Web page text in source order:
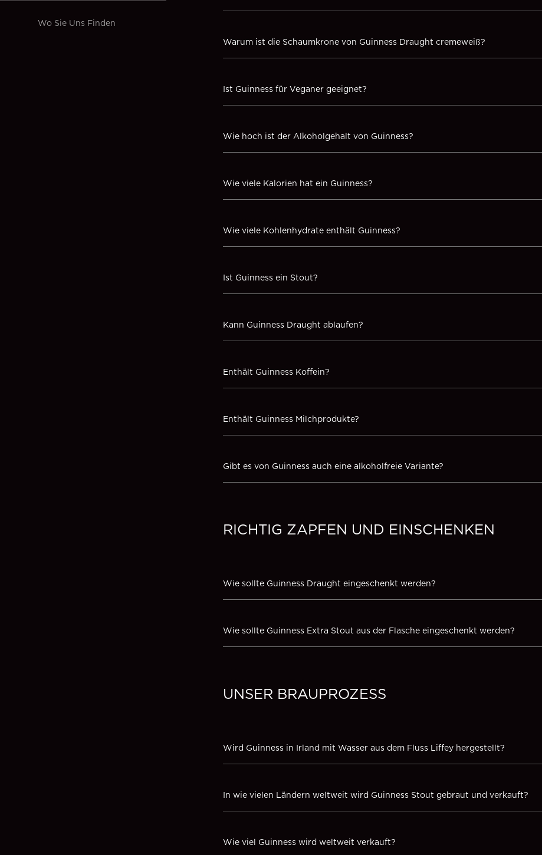
Wo Sie Uns Finden
Warum ist die Schaumkrone von Guinness Draught cremeweiß?
Ist Guinness für Veganer geeignet?
Wie hoch ist der Alkoholgehalt von Guinness?
Wie viele Kalorien hat ein Guinness?
Wie viele Kohlenhydrate enthält Guinness?
Ist Guinness ein Stout?
Kann Guinness Draught ablaufen?
Enthält Guinness Koffein?
Enthält Guinness Milchprodukte?
Gibt es von Guinness auch eine alkoholfreie Variante?
RICHTIG ZAPFEN UND EINSCHENKEN
Wie sollte Guinness Draught eingeschenkt werden?
Wie sollte Guinness Extra Stout aus der Flasche eingeschenkt werden?
UNSER BRAUPROZESS
Wird Guinness in Irland mit Wasser aus dem Fluss Liffey hergestellt?
In wie vielen Ländern weltweit wird Guinness Stout gebraut und verkauft?
Wie viel Guinness wird weltweit verkauft?